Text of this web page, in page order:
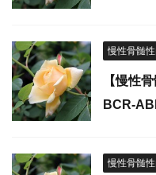
慢性骨髄
【慢性
BCR-
慢性骨髄